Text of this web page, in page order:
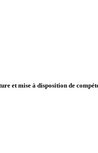
et mise à disposition de